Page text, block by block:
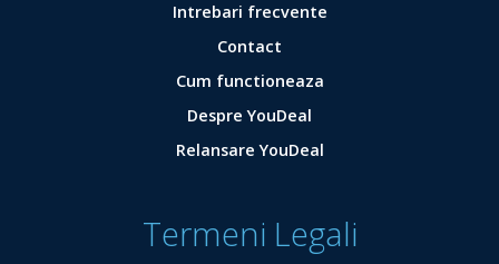
Intrebari frecvente
Contact
Cum functioneaza
Despre YouDeal
Relansare YouDeal
Termeni Legali